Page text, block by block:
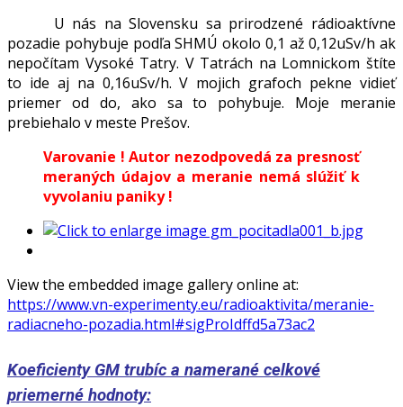
U nás na Slovensku sa prirodzené rádioaktívne
pozadie pohybuje podľa SHMÚ okolo 0,1 až 0,12uSv/h ak
nepočítam Vysoké Tatry. V Tatrách na Lomnickom štíte
to ide aj na 0,16uSv/h. V mojich grafoch pekne vidieť
priemer od do, ako sa to pohybuje. Moje meranie
prebiehalo v meste Prešov.
Varovanie ! Autor nezodpovedá za presnosť
meraných údajov a meranie nemá slúžiť k
vyvolaniu paniky !
View the embedded image gallery online at:
https://www.vn-experimenty.eu/radioaktivita/meranie-
radiacneho-pozadia.html#sigProIdffd5a73ac2
Koeficienty GM trubíc a namerané celkové
priemerné hodnoty: